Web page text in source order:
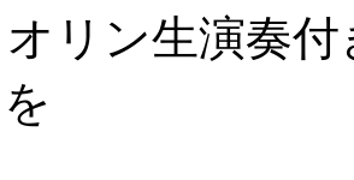
リン生演奏